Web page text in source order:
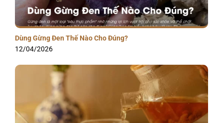
Dùng Gừng Đen Thế Nào Cho Đúng?
12/04/2026